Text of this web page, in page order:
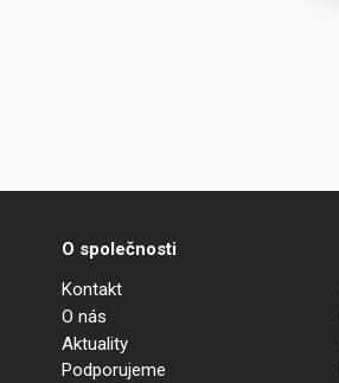
O společnosti
Kontakt
O nás
Aktuality
Podporujeme